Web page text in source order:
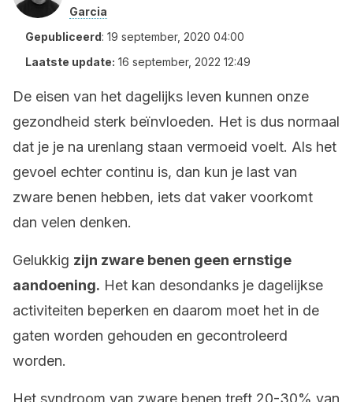
Garcia
Gepubliceerd: 19 september, 2020 04:00
Laatste update: 16 september, 2022 12:49
De eisen van het dagelijks leven kunnen onze
gezondheid sterk beïnvloeden. Het is dus normaal
dat je je na urenlang staan vermoeid voelt. Als het
gevoel echter continu is, dan kun je last van
zware benen hebben, iets dat vaker voorkomt
dan velen denken.
Gelukkig zijn zware benen geen ernstige
aandoening. Het kan desondanks je dagelijkse
activiteiten beperken en daarom moet het in de
gaten worden gehouden en gecontroleerd
worden.
Het syndroom van zware benen treft 20-30% van